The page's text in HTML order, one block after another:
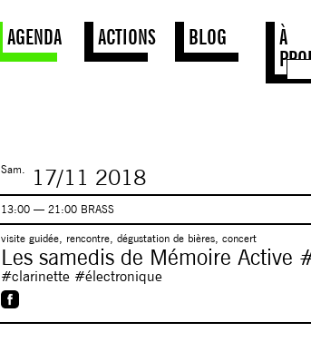
AGENDA ACTIONS BLOG
À
Sam. 17/11 2018
13:00 — 21:00 BRASS
visite guidée, rencontre, dégustation de bières, concert
Les samedis de Mémoire Active
#clarinette #électronique